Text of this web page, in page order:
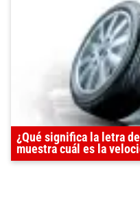
¿Qué significa la letra
muestra cuál es la